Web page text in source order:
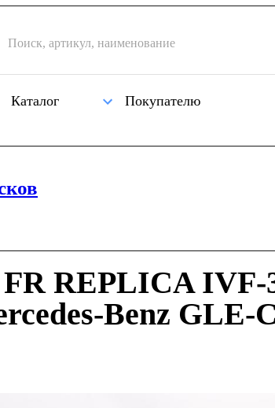
Каталог Покупателю
REPLICA IVF-
Benz GLE-